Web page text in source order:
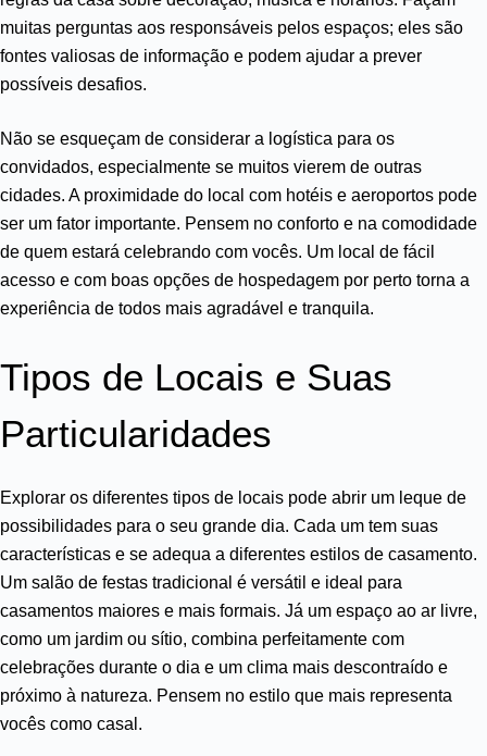
muitas perguntas aos responsáveis pelos espaços; eles são
fontes valiosas de informação e podem ajudar a prever
possíveis desafios.
Não se esqueçam de considerar a logística para os
convidados, especialmente se muitos vierem de outras
cidades. A proximidade do local com hotéis e aeroportos pode
ser um fator importante. Pensem no conforto e na comodidade
de quem estará celebrando com vocês. Um local de fácil
acesso e com boas opções de hospedagem por perto torna a
experiência de todos mais agradável e tranquila.
Tipos de Locais e Suas
Particularidades
Explorar os diferentes tipos de locais pode abrir um leque de
possibilidades para o seu grande dia. Cada um tem suas
características e se adequa a diferentes estilos de casamento.
Um salão de festas tradicional é versátil e ideal para
casamentos maiores e mais formais. Já um espaço ao ar livre,
como um jardim ou sítio, combina perfeitamente com
celebrações durante o dia e um clima mais descontraído e
próximo à natureza. Pensem no estilo que mais representa
vocês como casal.